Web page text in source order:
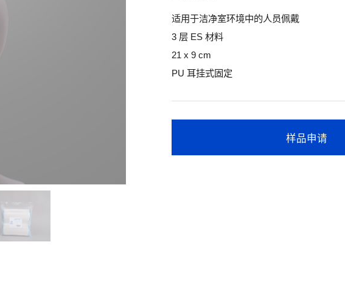
适用于洁净室环境中的人员佩戴
3 层 ES 材料
21 x 9 cm
PU 耳挂式固定
样品申请